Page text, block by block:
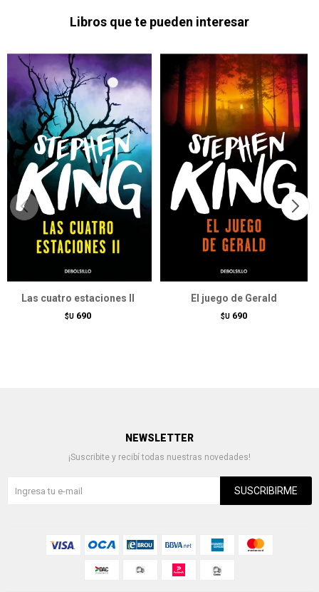
Libros que te pueden interesar
Las cuatro estaciones II
$U 690
El juego de Gerald
$U 690
NEWSLETTER
¡Suscribite y recibí todas nuestras novedades!
SUSCRIBIRME